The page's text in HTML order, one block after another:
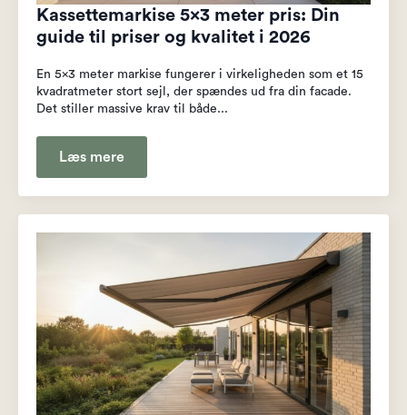
Kassettemarkise 5×3 meter pris: Din
guide til priser og kvalitet i 2026
En 5x3 meter markise fungerer i virkeligheden som et 15
kvadratmeter stort sejl, der spændes ud fra din facade.
Det stiller massive krav til både...
Læs mere